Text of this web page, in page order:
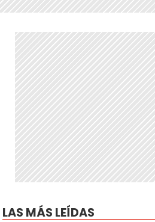
LAS MÁS LEÍDAS